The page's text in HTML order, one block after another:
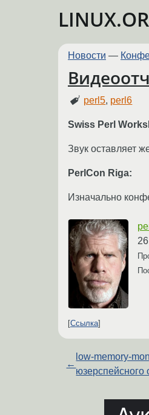
Новости —
perl5, perl6
Swiss Perl
Звук оставляет
PerlCon Riga:
Изначально
Ссылка
←
low-memory-
юзерспейсного